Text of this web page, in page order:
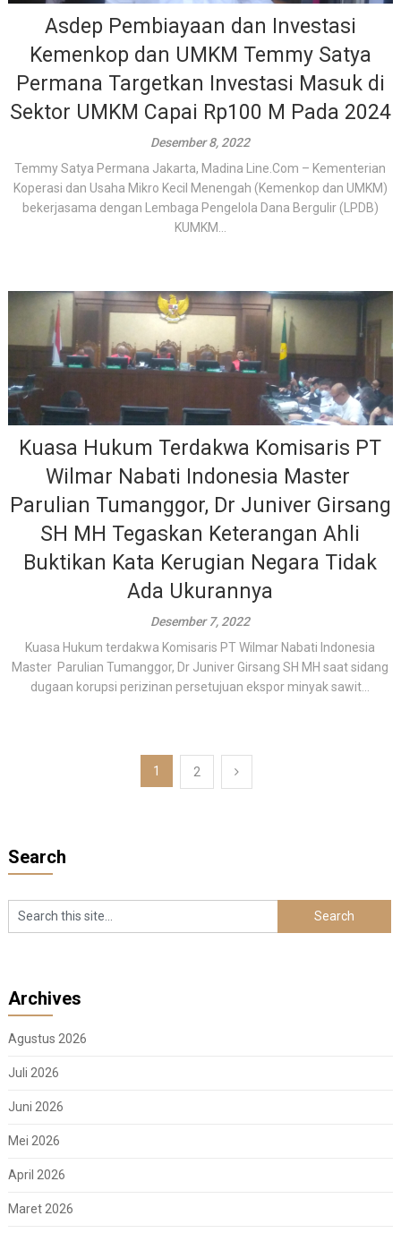
Asdep Pembiayaan dan Investasi
Kemenkop dan UMKM Temmy Satya
Permana Targetkan Investasi Masuk di
Sektor UMKM Capai Rp100 M Pada 2024
Desember 8, 2022
Temmy Satya Permana Jakarta, Madina Line.Com – Kementerian
Koperasi dan Usaha Mikro Kecil Menengah (Kemenkop dan UMKM)
bekerjasama dengan Lembaga Pengelola Dana Bergulir (LPDB)
KUMKM...
Kuasa Hukum Terdakwa Komisaris PT
Wilmar Nabati Indonesia Master
Parulian Tumanggor, Dr Juniver Girsang
SH MH Tegaskan Keterangan Ahli
Buktikan Kata Kerugian Negara Tidak
Ada Ukurannya
Desember 7, 2022
Kuasa Hukum terdakwa Komisaris PT Wilmar Nabati Indonesia
Master Parulian Tumanggor, Dr Juniver Girsang SH MH saat sidang
dugaan korupsi perizinan persetujuan ekspor minyak sawit...
1 2
Search
Archives
Agustus 2026
Juli 2026
Juni 2026
Mei 2026
April 2026
Maret 2026